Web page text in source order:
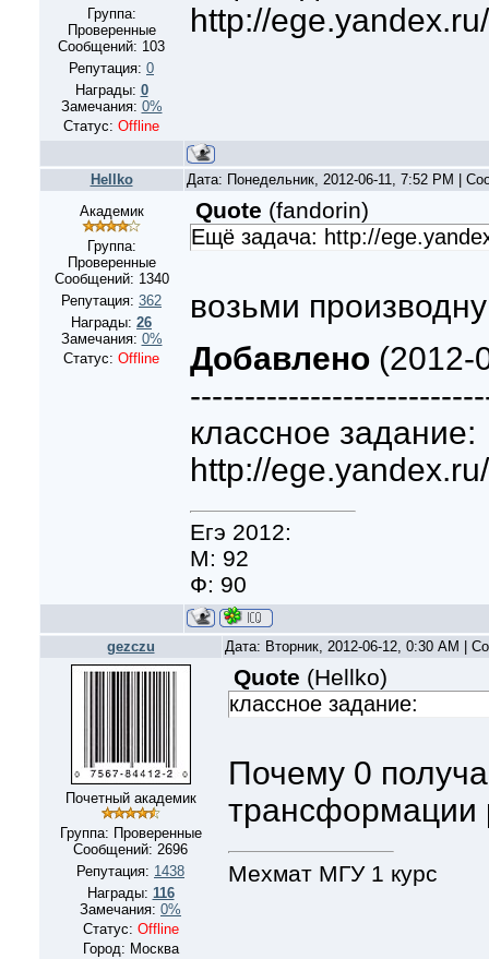
Группа:
Проверенные
Сообщений: 103
Репутация: 0
Награды: 0
Замечания: 0%
Статус: Offline
http://
Hellko
Дата: Понедельник, 2012-06-11, 7:52 PM |
Академик
Группа:
Проверенные
Сообщений: 1340
Репутация: 362
Награды: 26
Замечания: 0%
Статус: Offline
Quote (fandorin)
Ещё задача: http://
возьми
Добавлено(2012-
классное задание:
http://
Егэ 2012:
М: 92
Ф: 90
gezczu Дата: Вторник, 2012-06-12, 0:30 AM |
Почетный академик
Группа: Проверенные
Сообщений: 2696
Репутация: 1438
Награды: 116
Замечания: 0%
Статус: Offline
Город: Москва
Quote (Hellko)
классное задание:
Почему 0
трансформации
Мехмат МГУ 1 курс